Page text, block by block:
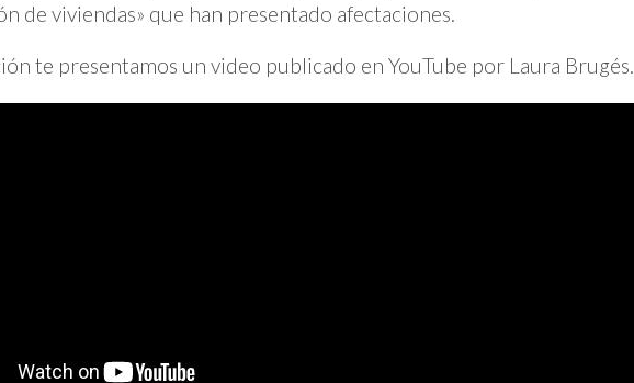
de viviendas» que han presentado afectaciones.
te presentamos un video publicado en YouTube por Laura Brugés.